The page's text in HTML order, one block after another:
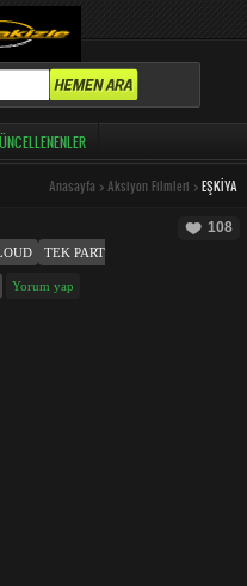
Anasayfa > Aksiyon Filmleri > EŞKIYA
108
TEK PART
Yorum yap